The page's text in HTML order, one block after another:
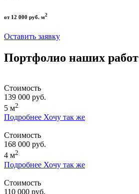
от 12 000 руб. м2
Оставить заявку
Портфолио наших работ
Стоимость
139 000 руб.
5 м2
Подробнее Хочу так же
Стоимость
168 000 руб.
4 м2
Подробнее Хочу так же
Стоимость
110 000 руб.